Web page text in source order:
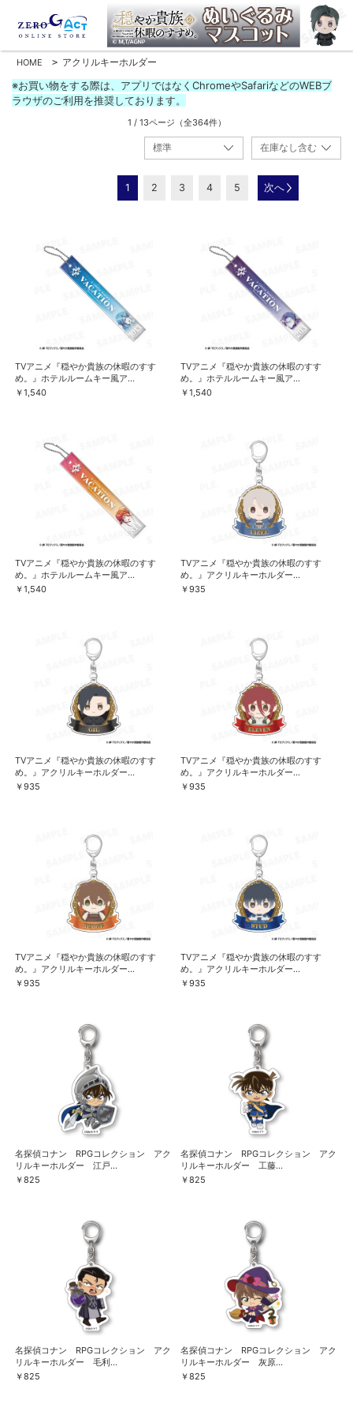
HOME > アクリルキーホルダー
※お買い物をする際は、アプリではなくChromeやSafariなどのWEBブ
ラウザのご利用を推奨しております。
1 / 13ページ （全364件）
1 2 3 4 5 次へ
TVアニメ『穏やか貴族の休暇のすす
め。』ホテルルームキー風ア...
￥1,540
TVアニメ『穏やか貴族の休暇のすす
め。』ホテルルームキー風ア...
￥1,540
TVアニメ『穏やか貴族の休暇のすす
め。』ホテルルームキー風ア...
￥1,540
TVアニメ『穏やか貴族の休暇のすす
め。』アクリルキーホルダー...
￥935
TVアニメ『穏やか貴族の休暇のすす
め。』アクリルキーホルダー...
￥935
TVアニメ『穏やか貴族の休暇のすす
め。』アクリルキーホルダー...
￥935
TVアニメ『穏やか貴族の休暇のすす
め。』アクリルキーホルダー...
￥935
TVアニメ『穏やか貴族の休暇のすす
め。』アクリルキーホルダー...
￥935
名探偵コナン RPGコレクション アク
リルキーホルダー 江戸...
￥825
名探偵コナン RPGコレクション アク
リルキーホルダー 工藤...
￥825
名探偵コナン RPGコレクション アク
リルキーホルダー 毛利...
￥825
名探偵コナン RPGコレクション アク
リルキーホルダー 灰原...
￥825